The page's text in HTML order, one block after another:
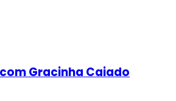
Gracinha Caiado